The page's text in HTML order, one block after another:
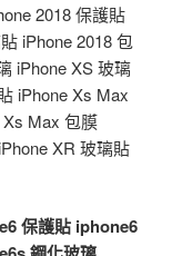
2018 保護貼
iPhone 2018 包
iPhone XS 玻璃
iPhone Xs Max
Max 包膜
XR 玻璃貼
保護貼 iphone6